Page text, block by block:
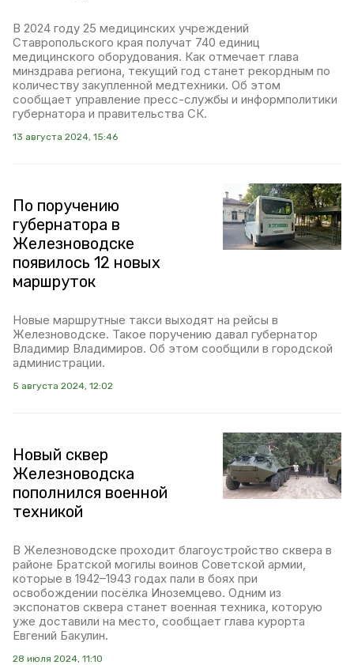
В 2024 году 25 медицинских учреждений
Ставропольского края получат 740 единиц
медицинского оборудования. Как отмечает глава
минздрава региона, текущий год станет рекордным по
количеству закупленной медтехники. Об этом
сообщает управление пресс-службы и информполитики
губернатора и правительства СК.
13 августа 2024, 15:46
По поручению
губернатора в
Железноводске
появилось 12 новых
маршруток
Новые маршрутные такси выходят на рейсы в
Железноводске. Такое поручению давал губернатор
Владимир Владимиров. Об этом сообщили в городской
администрации.
5 августа 2024, 12:02
Новый сквер
Железноводска
пополнился военной
техникой
В Железноводске проходит благоустройство сквера в
районе Братской могилы воинов Советской армии,
которые в 1942–1943 годах пали в боях при
освобождении посёлка Иноземцево. Одним из
экспонатов сквера станет военная техника, которую
уже доставили на место, сообщает глава курорта
Евгений Бакулин.
28 июля 2024, 11:10